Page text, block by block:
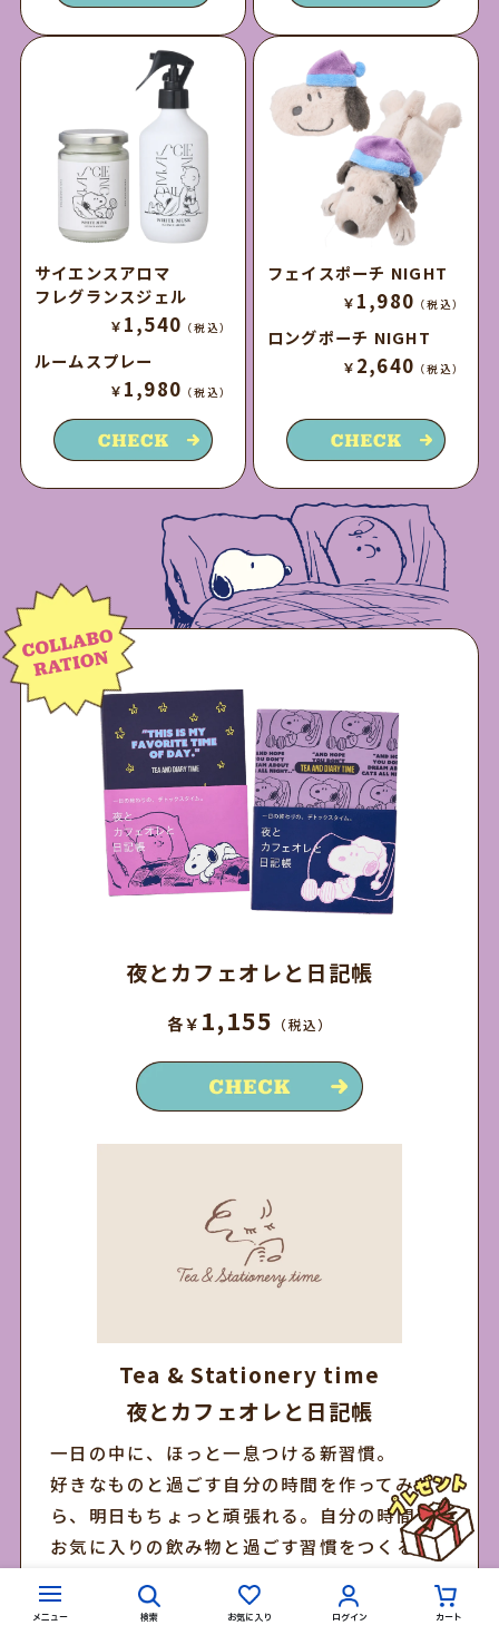
メニュー 検索 お気に入り ログイン カート
サイエンスアロマ
フレグランスジェル
￥ 1,540 （税込）
ルームスプレー
￥ 1,980 （税込）
フェイスポーチ NIGHT
￥ 1,980 （税込）
ロングポーチ NIGHT
￥ 2,640 （税込）
夜とカフェオレと日記帳
各￥ 1,155 （税込）
Tea & Stationery time
夜とカフェオレと日記帳
一日の中に、ほっと一息つける新習慣。
好きなものと過ごす自分の時間を作ってみた
ら、明日もちょっと頑張れる。自分の時間を
お気に入りの飲み物と過ごす習慣をつくるシ
中でも「夜とカフェオレと日記帳」は、つけ